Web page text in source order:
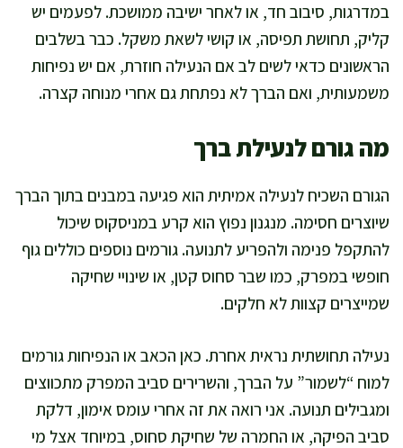
במדרגות, סיבוב חד, או לאחר ישיבה ממושכת. לפעמים יש
קליק, תחושת תפיסה, או קושי לשאת משקל. כבר בשלבים
הראשונים כדאי לשים לב אם הנעילה חוזרת, אם יש נפיחות
משמעותית, ואם הברך לא נפתחת גם אחרי מנוחה קצרה.
מה גורם לנעילת ברך
הגורם השכיח לנעילה אמיתית הוא פגיעה במבנים בתוך הברך
שיוצרים חסימה. מנגנון נפוץ הוא קרע במניסקוס שיכול
להתקפל פנימה ולהפריע לתנועה. גורמים נוספים כוללים גוף
חופשי במפרק, כמו שבר סחוס קטן, או שינויי שחיקה
שמייצרים קצוות לא חלקים.
נעילה תחושתית נראית אחרת. כאן הכאב או הנפיחות גורמים
למוח “לשמור” על הברך, והשרירים סביב המפרק מתכווצים
ומגבילים תנועה. אני רואה את זה אחרי עומס אימון, דלקת
סביב הפיקה, או החמרה של שחיקת סחוס, במיוחד אצל מי